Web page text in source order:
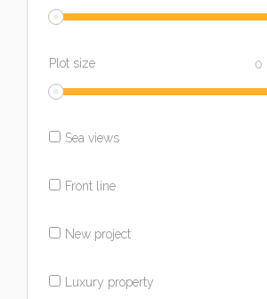
Plot size 0
Sea views
Front line
New project
Luxury property